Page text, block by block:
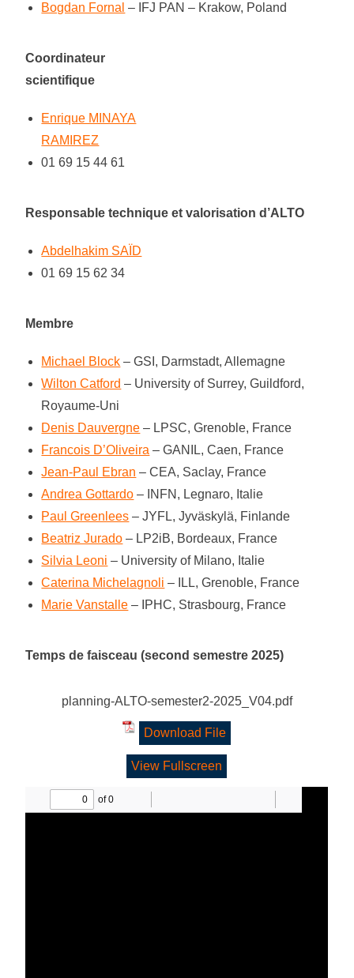
Bogdan Fornal – IFJ PAN – Krakow, Poland
Coordinateur
scientifique
Enrique MINAYA
RAMIREZ
01 69 15 44 61
Responsable technique et valorisation d’ALTO
Abdelhakim SAÏD
01 69 15 62 34
Membre
Michael Block – GSI, Darmstadt, Allemagne
Wilton Catford – University of Surrey, Guildford,
Royaume-Uni
Denis Dauvergne – LPSC, Grenoble, France
Francois D’Oliveira – GANIL, Caen, France
Jean-Paul Ebran – CEA, Saclay, France
Andrea Gottardo – INFN, Legnaro, Italie
Paul Greenlees – JYFL, Jyväskylä, Finlande
Beatriz Jurado – LP2iB, Bordeaux, France
Silvia Leoni – University of Milano, Italie
Caterina Michelagnoli – ILL, Grenoble, France
Marie Vanstalle – IPHC, Strasbourg, France
Temps de faisceau (second semestre 2025)
planning-ALTO-semester2-2025_V04.pdf
Download File
View Fullscreen